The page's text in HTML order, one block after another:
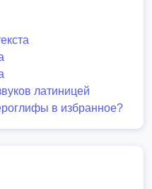
латиницей
в избранное?